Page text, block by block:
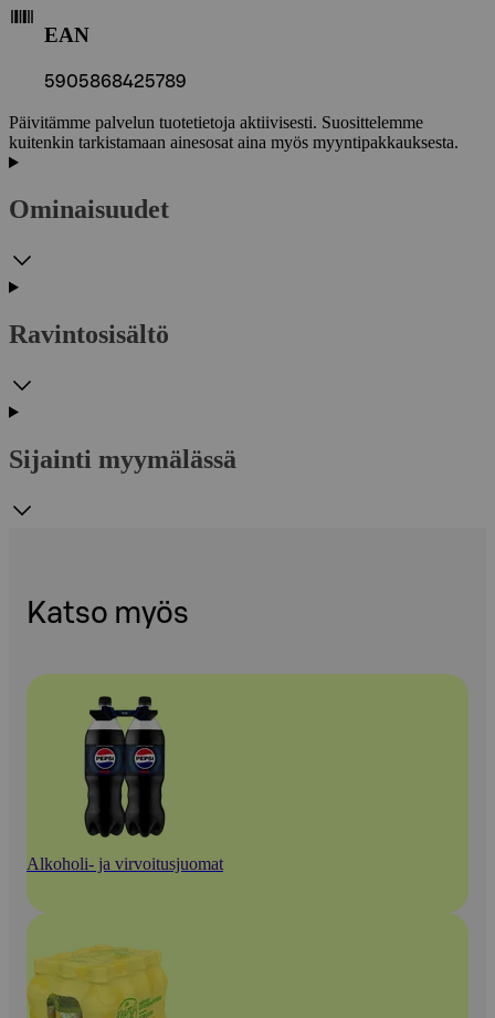
EAN
5905868425789
Päivitämme palvelun tuotetietoja aktiivisesti. Suosittelemme
kuitenkin tarkistamaan ainesosat aina myös myyntipakkauksesta.
Ominaisuudet
Ravintosisältö
Sijainti myymälässä
Katso myös
Alkoholi- ja virvoitusjuomat